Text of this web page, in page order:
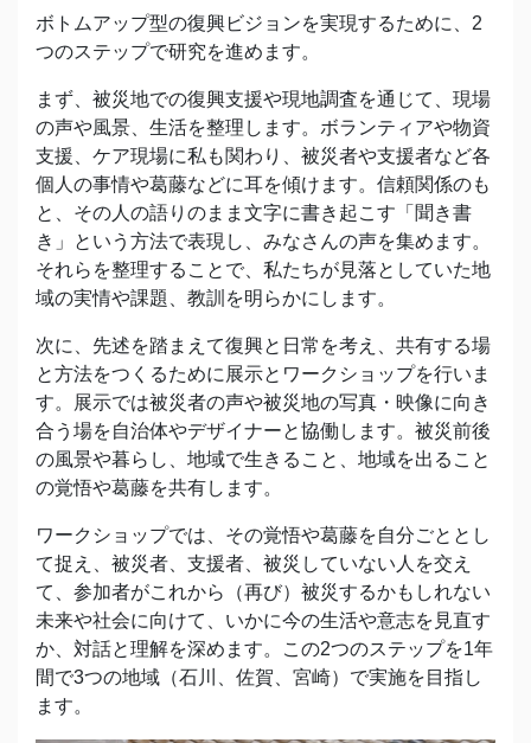
ボトムアップ型の復興ビジョンを実現するために、2
つのステップで研究を進めます。
まず、被災地での復興支援や現地調査を通じて、現場
の声や風景、生活を整理します。ボランティアや物資
支援、ケア現場に私も関わり、被災者や支援者など各
個人の事情や葛藤などに耳を傾けます。信頼関係のも
と、その人の語りのまま文字に書き起こす「聞き書
き」という方法で表現し、みなさんの声を集めます。
それらを整理することで、私たちが見落としていた地
域の実情や課題、教訓を明らかにします。
次に、先述を踏まえて復興と日常を考え、共有する場
と方法をつくるために展示とワークショップを行いま
す。展示では被災者の声や被災地の写真・映像に向き
合う場を自治体やデザイナーと協働します。被災前後
の風景や暮らし、地域で生きること、地域を出ること
の覚悟や葛藤を共有します。
ワークショップでは、その覚悟や葛藤を自分ごととし
て捉え、被災者、支援者、被災していない人を交え
て、参加者がこれから（再び）被災するかもしれない
未来や社会に向けて、いかに今の生活や意志を見直す
か、対話と理解を深めます。この2つのステップを1年
間で3つの地域（石川、佐賀、宮崎）で実施を目指し
ます。